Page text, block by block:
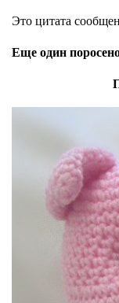
Это цитата
Еще один